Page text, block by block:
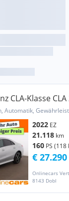
CLA-Klasse CLA
R-CAM SITZH
Automatik,
2022 EZ
21.118 km
160 PS (118
8143 Dobl
€ 27.290